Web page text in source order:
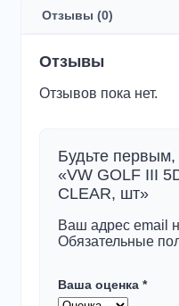
BRK
RVL
CLEAR,
Отзывы (0)
Отзывы
Отзывов пока нет.
Будьте первым,
«VW GOLF III
CLEAR, шт»
Ваш адрес email
Обязательные
Ваша оценка *